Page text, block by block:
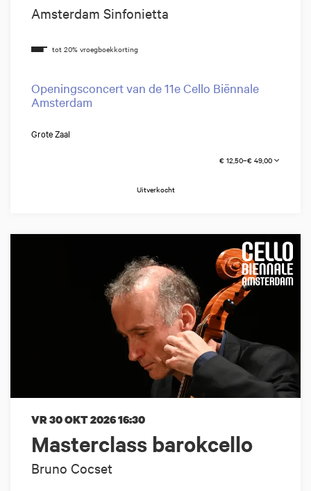
Amsterdam Sinfonietta
Openingsconcert van de 11e Cello Biënnale
Amsterdam
Grote Zaal
€ 12,50–€ 49,00
Uitverkocht
Masterclass barokcello
Bruno Cocset
VR 30 OKT 202616:30